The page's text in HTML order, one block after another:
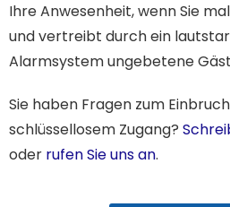
Ihre Anwesenheit, wenn Sie
und vertreibt durch ein
Alarmsystem ungebetene
Sie haben Fragen zum
schlüssellosem Zugang?
oder rufen Sie uns an.